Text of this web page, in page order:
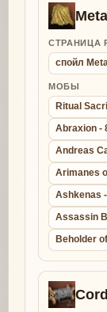
СТРАНИЦА
спойл
МОБЫ
Ritual
Abraxion -
Andreas
Arimanes
Ashkenas
Assassin
Beholder
Cord